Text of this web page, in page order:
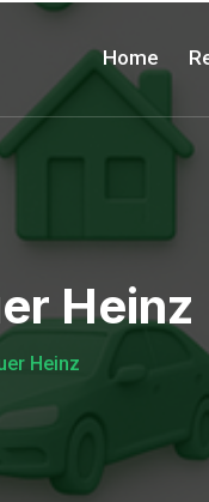
Home
Heinz
Heinz